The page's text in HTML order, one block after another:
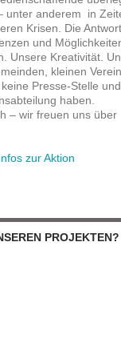
unter anderem in
Krisen. Die
und
Unsere Kreativität.
kleinen
Presse-Stelle und
haben.
– wir freuen uns über
zur Aktion
PROJEKTEN?